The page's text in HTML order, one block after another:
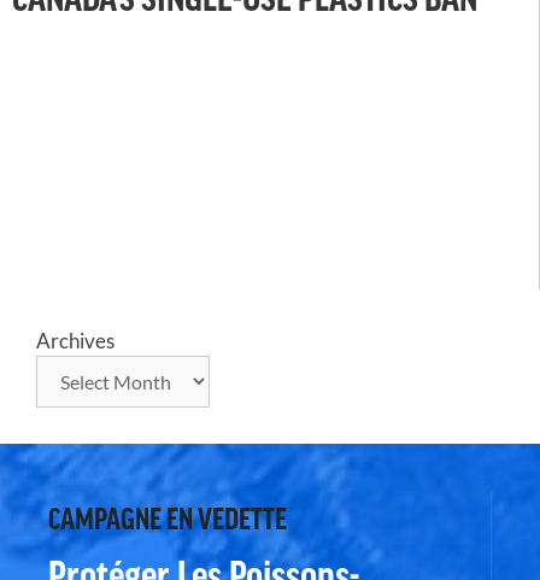
Archives
CAMPAGNE EN VEDETTE